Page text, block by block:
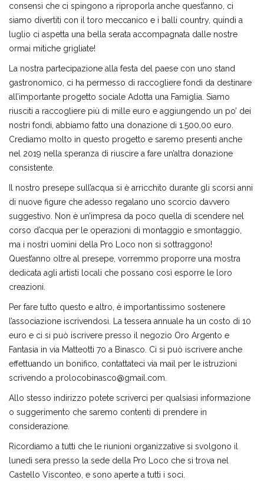
consensi che ci spingono a riproporla anche quest’anno, ci
siamo divertiti con il toro meccanico e i balli country, quindi a
luglio ci aspetta una bella serata accompagnata dalle nostre
ormai mitiche grigliate!
La nostra partecipazione alla festa del paese con uno stand
gastronomico, ci ha permesso di raccogliere fondi da destinare
all’importante progetto sociale Adotta una Famiglia. Siamo
riusciti a raccogliere più di mille euro e aggiungendo un po’ dei
nostri fondi, abbiamo fatto una donazione di 1.500,00 euro.
Crediamo molto in questo progetto e saremo presenti anche
nel 2019 nella speranza di riuscire a fare un’altra donazione
consistente.
Il nostro presepe sull’acqua si è arricchito durante gli scorsi anni
di nuove figure che adesso regalano uno scorcio davvero
suggestivo. Non è un’impresa da poco quella di scendere nel
corso d’acqua per le operazioni di montaggio e smontaggio,
ma i nostri uomini della Pro Loco non si sottraggono!
Quest’anno oltre al presepe, vorremmo proporre una mostra
dedicata agli artisti locali che possano così esporre le loro
creazioni.
Per fare tutto questo e altro, è importantissimo sostenere
l’associazione iscrivendosi. La tessera annuale ha un costo di 10
euro e ci si può iscrivere presso il negozio Oro Argento e
Fantasia in via Matteotti 70 a Binasco. Ci si può iscrivere anche
effettuando un bonifico, contattateci via mail per le istruzioni
scrivendo a prolocobinasco@gmail.com.
Allo stesso indirizzo potete scriverci per qualsiasi informazione
o suggerimento che saremo contenti di prendere in
considerazione.
Ricordiamo a tutti che le riunioni organizzative si svolgono il
lunedì sera presso la sede della Pro Loco che si trova nel
Castello Visconteo, e sono aperte a tutti i soci.